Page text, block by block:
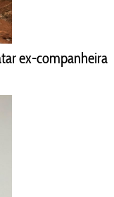
ex-companheira